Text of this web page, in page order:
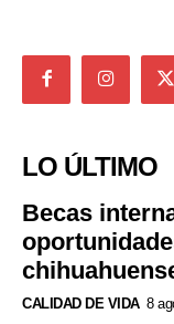
LO ÚLTIMO
Becas
CALIDAD DE VIDA 8